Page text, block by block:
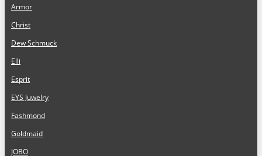
Armor
Christ
Dew Schmuck
Elli
Esprit
EYS Juwelry
Fashmond
Goldmaid
JOBO